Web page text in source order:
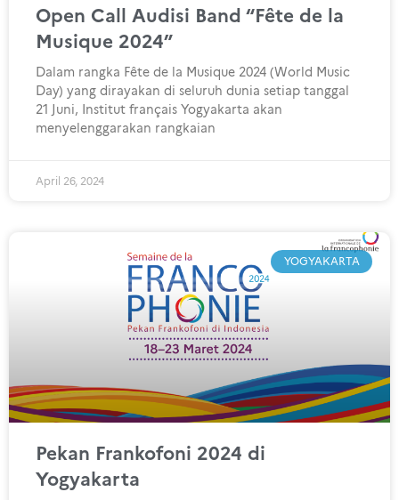
Open Call Audisi Band “Fête de la
Musique 2024”
Dalam rangka Fête de la Musique 2024 (World Music
Day) yang dirayakan di seluruh dunia setiap tanggal
21 Juni, Institut français Yogyakarta akan
menyelenggarakan rangkaian
April 26, 2024
YOGYAKARTA
Pekan Frankofoni 2024 di
Yogyakarta